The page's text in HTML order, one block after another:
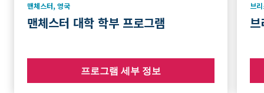
맨체스터, 영국
맨체스터 대학 학부 프로그램
프로그램 세부 정보
브